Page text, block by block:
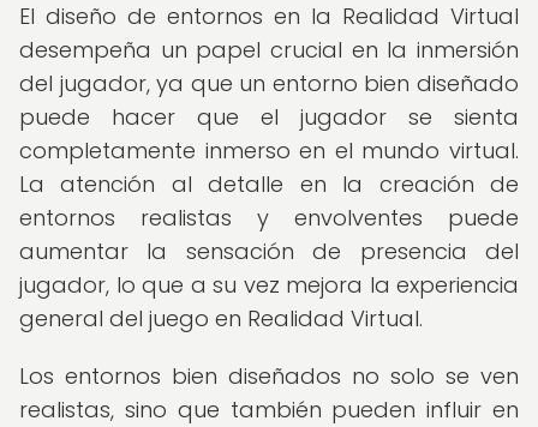
El diseño de entornos en la Realidad Virtual
desempeña un papel crucial en la inmersión
del jugador, ya que un entorno bien diseñado
puede hacer que el jugador se sienta
completamente inmerso en el mundo virtual.
La atención al detalle en la creación de
entornos realistas y envolventes puede
aumentar la sensación de presencia del
jugador, lo que a su vez mejora la experiencia
general del juego en Realidad Virtual.
Los entornos bien diseñados no solo se ven
realistas, sino que también pueden influir en